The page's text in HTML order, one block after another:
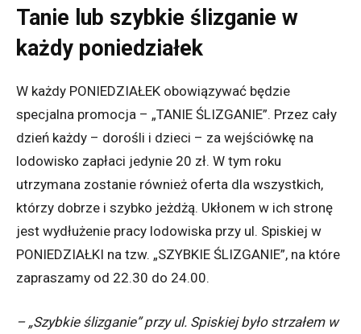
Tanie lub szybkie ślizganie w
każdy poniedziałek
W każdy PONIEDZIAŁEK obowiązywać będzie
specjalna promocja – „TANIE ŚLIZGANIE”. Przez cały
dzień każdy – dorośli i dzieci – za wejściówkę na
lodowisko zapłaci jedynie 20 zł. W tym roku
utrzymana zostanie również oferta dla wszystkich,
którzy dobrze i szybko jeżdżą. Ukłonem w ich stronę
jest wydłużenie pracy lodowiska przy ul. Spiskiej w
PONIEDZIAŁKI na tzw. „SZYBKIE ŚLIZGANIE”, na które
zapraszamy od 22.30 do 24.00.
– „Szybkie ślizganie” przy ul. Spiskiej było strzałem w